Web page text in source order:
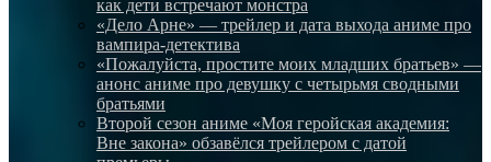
как дети встречают монстра
«Дело Арне» — трейлер и дата выхода аниме про
вампира-детектива
«Пожалуйста, простите моих младших братьев» —
анонс аниме про девушку с четырьмя сводными
братьями
Второй сезон аниме «Моя геройская академия:
Вне закона» обзавёлся трейлером с датой